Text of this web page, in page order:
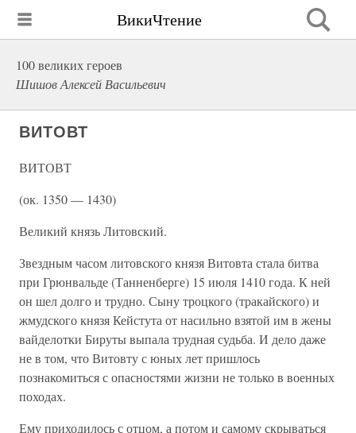
ВикиЧтение
100 великих героев
Шишов Алексей Васильевич
ВИТОВТ
ВИТОВТ
(ок. 1350 — 1430)
Великий князь Литовский.
Звездным часом литовского князя Витовта стала битва
при Грюнвальде (Танненберге) 15 июля 1410 года. К ней
он шел долго и трудно. Сыну троцкого (тракайского) и
жмудского князя Кейстута от насильно взятой им в жены
вайделотки Бируты выпала трудная судьба. И дело даже
не в том, что Витовту с юных лет пришлось
познакомиться с опасностями жизни не только в военных
походах.
Ему приходилось с отцом, а потом и самому скрываться